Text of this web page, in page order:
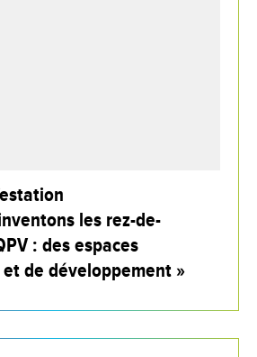
les rez-de-
: des espaces
de développement »